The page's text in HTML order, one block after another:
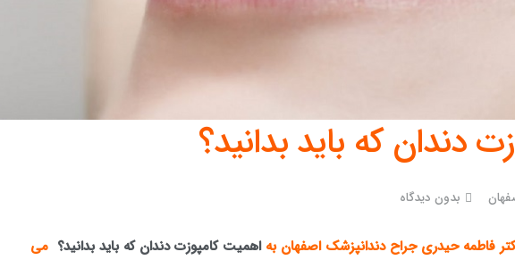
دندان که باید بدانید؟
بدون دیدگاه
فاطمه حیدری جراح دندانپزشک اصفهان به اهمیت کامپوزت دندان که باید بدانید؟ می